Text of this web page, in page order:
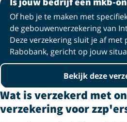
Of heb je te maken met
de gebouwen­verzekering van
Deze verzekering sluit je af met
Rabobank, gericht op jouw
Bekijk deze
Wat is verzekerd met
verzekering voor